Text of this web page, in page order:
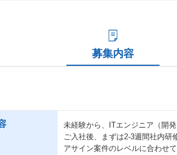
募集内容
未経験から、ITエンジニア（開
ご入社後、まずは2-3週間社内
アサイン案件のレベルに合わせ